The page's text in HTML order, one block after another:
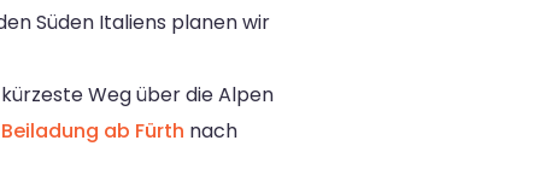
Süden Italiens planen wir
Weg über die Alpen
Beiladung ab Fürth nach